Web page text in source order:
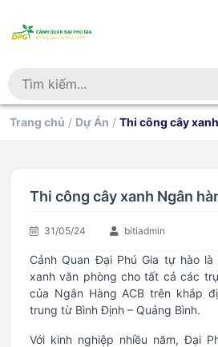
Trang chủ / Dự Án / Thi công cây
Thi công cây xanh Ngân
31/05/24 bitiadmin
Cảnh Quan Đại Phú Gia tự hào
xanh văn phòng cho tất cả các
của Ngân Hàng ACB trên khắp
trung từ Bình Định – Quảng Bình.
Với kinh nghiệp nhiều năm, Đại